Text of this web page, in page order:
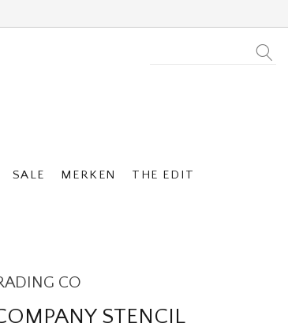
SALE MERKEN THE EDIT
CO
STENCIL